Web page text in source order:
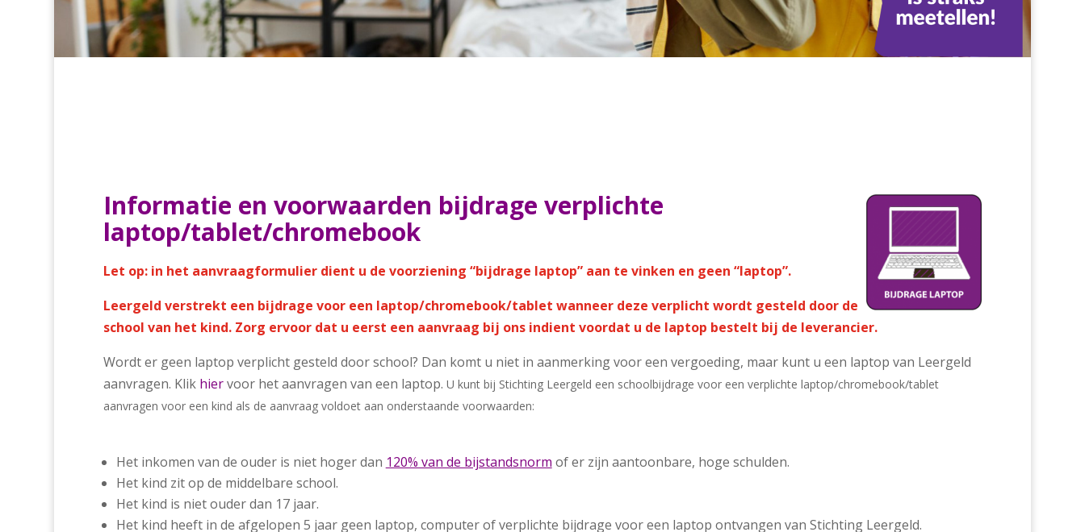
Informatie en voorwaarden bijdrage verplichte
laptop/tablet/chromebook
Let op: in het aanvraagformulier dient u de voorziening “bijdrage laptop” aan te vinken en geen “laptop”.
Leergeld verstrekt een bijdrage voor een laptop/chromebook/tablet wanneer deze verplicht wordt gesteld door de
school van het kind. Zorg ervoor dat u eerst een aanvraag bij ons indient voordat u de laptop bestelt bij de leverancier.
Wordt er geen laptop verplicht gesteld door school? Dan komt u niet in aanmerking voor een vergoeding, maar kunt u een laptop van Leergeld
aanvragen. Klik hiervoor het aanvragen van een laptop. U kunt bij Stichting Leergeld een schoolbijdrage voor een verplichte laptop/chromebook/tablet
aanvragen voor een kind als de aanvraag voldoet aan onderstaande voorwaarden:
Het inkomen van de ouder is niet hoger dan 120% van de bijstandsnorm of er zijn aantoonbare, hoge schulden.
Het kind zit op de middelbare school.
Het kind is niet ouder dan 17 jaar.
Het kind heeft in de afgelopen 5 jaar geen laptop, computer of verplichte bijdrage voor een laptop ontvangen van Stichting Leergeld.